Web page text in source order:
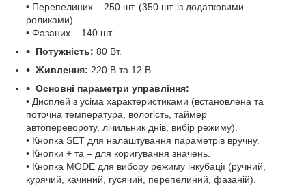
• Перепелиних – 250 шт. (350 шт. із додатковими
роликами)
• Фазаних – 140 шт.
Потужність: 80 Вт.
Живлення: 220 В та 12 В.
Основні параметри управління:
• Дисплей з усіма характеристиками (встановлена та
поточна температура, вологість, таймер
автоперевороту, лічильник днів, вибір режиму).
• Кнопка SET для налаштування параметрів вручну.
• Кнопки + та – для коригування значень.
• Кнопка MODE для вибору режиму інкубації (ручний,
курячий, качиний, гусячий, перепелиний, фазаній).